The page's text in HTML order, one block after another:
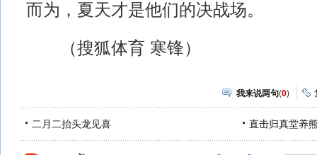
而为，夏天才是他们的决战场。
（搜狐体育 寒锋）
我来说两句(0)
二月二抬头龙见喜 直击归真堂养